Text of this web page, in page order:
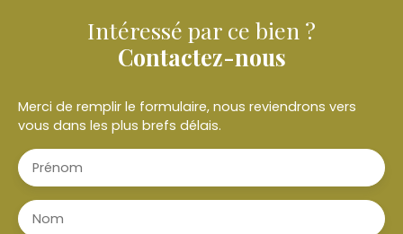
Intéressé par ce bien ?
Contactez-nous
Merci de remplir le formulaire, nous reviendrons vers
vous dans les plus brefs délais.
Prénom
Nom